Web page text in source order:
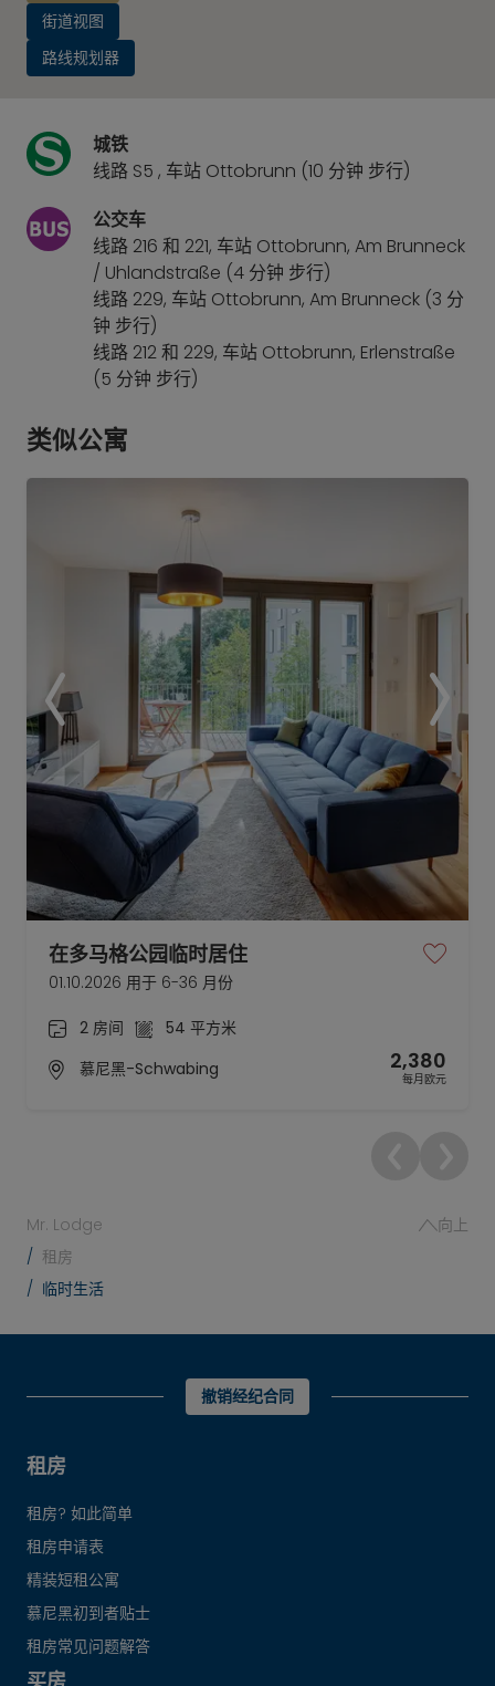
街道视图
路线规划器
城铁
线路 S5 , 车站 Ottobrunn (10 分钟 步行)
公交车
线路 216 和 221, 车站 Ottobrunn, Am Brunneck
/ Uhlandstraße (4 分钟 步行)
线路 229, 车站 Ottobrunn, Am Brunneck (3 分
钟 步行)
线路 212 和 229, 车站 Ottobrunn, Erlenstraße
(5 分钟 步行)
类似公寓
在多马格公园临时居住
01.10.2026 用于 6-36 月份
2 房间
54 平方米
慕尼黑-Schwabing
2,380
每月欧元
Mr. Lodge
租房
临时生活
向上
撤销经纪合同
租房
租房? 如此简单
租房申请表
精装短租公寓
慕尼黑初到者贴士
租房常见问题解答